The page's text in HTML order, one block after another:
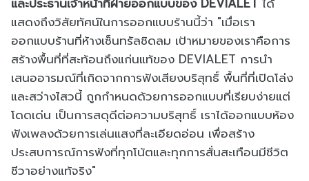
และประธานเจ้าหน้าที่ฝ่ายออกแบบของ DEVIALET ได้
แสดงถึงวิสัยทัศน์ในการออกแบบร้านนี้ว่า "เมื่อเรา
ออกแบบร้านที่ห้างเซ็นทรัลชิดลม เป้าหมายของเราคือการ
สร้างพื้นที่ที่สะท้อนถึงแก่นแท้ของ DEVIALET การนำ
เสนออารมณ์ที่เกิดจากการฟังเสียงบริสุทธิ์ พื้นที่ที่เปิดโล่ง
และสว่างไสวนี้ ถูกกำหนดด้วยการออกแบบที่เรียบง่ายแต่
โดดเด่น เป็นการสดุดีต่อความบริสุทธิ์ เราได้ออกแบบห้อง
ฟังเพลงด้วยการเล่นแสงที่ละเอียดอ่อน เพื่อสร้าง
ประสบการณ์การฟังที่ทุกโน้ตและทุกการสั่นสะเทือนมีชีวิต
ชีวาอย่างแท้จริง"